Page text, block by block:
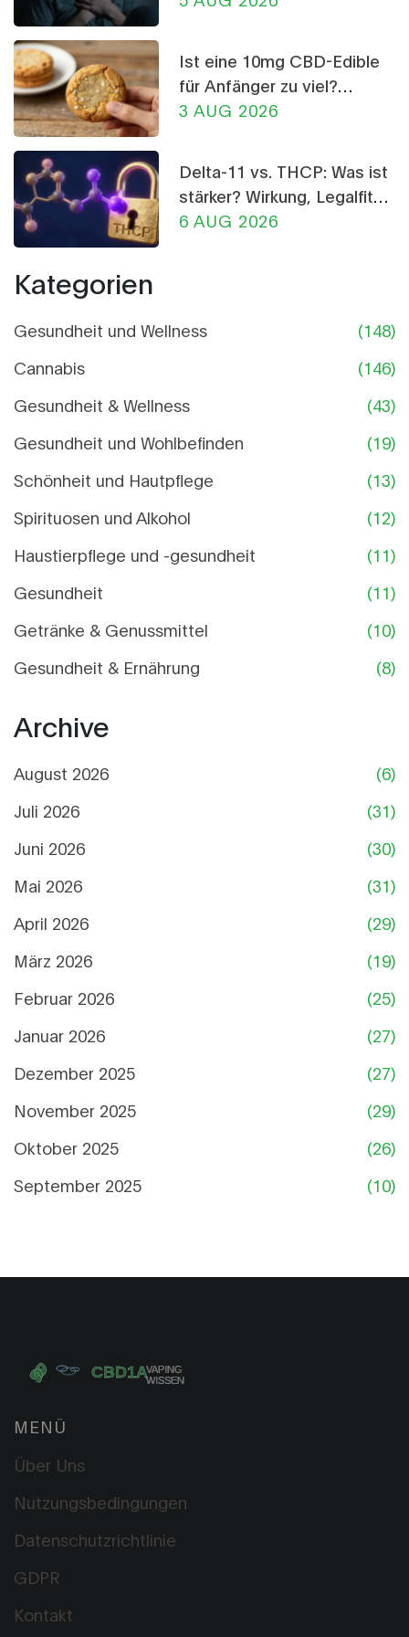
Ist eine 10mg CBD-Edible
für Anfänger zu viel?
Dosierungs-Ratgeber
3 AUG 2026
Delta-11 vs. THCP: Was ist
stärker? Wirkung, Legalfität
und Risiken im Vergleich
6 AUG 2026
Kategorien
Gesundheit und Wellness
(148)
Cannabis
(146)
Gesundheit & Wellness
(43)
Gesundheit und Wohlbefinden
(19)
Schönheit und Hautpflege
(13)
Spirituosen und Alkohol
(12)
Haustierpflege und -gesundheit
(11)
Gesundheit
(11)
Getränke & Genussmittel
(10)
Gesundheit & Ernährung
(8)
Archive
August 2026
(6)
Juli 2026
(31)
Juni 2026
(30)
Mai 2026
(31)
April 2026
(29)
März 2026
(19)
Februar 2026
(25)
Januar 2026
(27)
Dezember 2025
(27)
November 2025
(29)
Oktober 2025
(26)
September 2025
(10)
MENÜ
Über Uns
Nutzungsbedingungen
Datenschutzrichtlinie
GDPR
Kontakt